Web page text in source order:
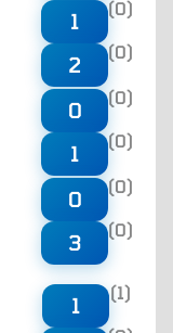
1
(0)
2
(0)
0
(0)
1
(0)
0
(0)
3
(0)
1
(1)